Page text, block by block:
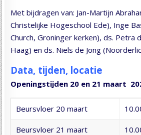
Met bijdragen van: Jan-Martijn
Christelijke Hogeschool Ede), Inge
Church, Groninger kerken), ds. Petra
Haag) en ds. Niels de Jong
Data, tijden, locatie
Openingstijden 20 en 21 maart
Beursvloer 20 maart
Beursvloer 21 maart